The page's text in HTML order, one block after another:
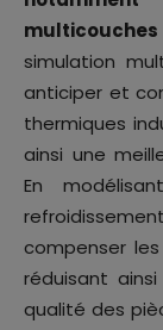
simulation
anticiper et
thermiques
ainsi une
En
compenser
réduisant
qualité des